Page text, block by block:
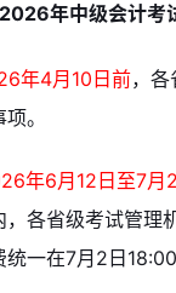
年中级会计考
年4月10日前，
。
年6月12日至7月
，各省级考试管理
统一在7月2日